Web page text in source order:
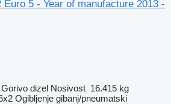
Euro 5 - Year of manufacture 2013 -
Gorivo dizel Nosivost 16.415 kg
Ogibljenje gibanj/pneumatski